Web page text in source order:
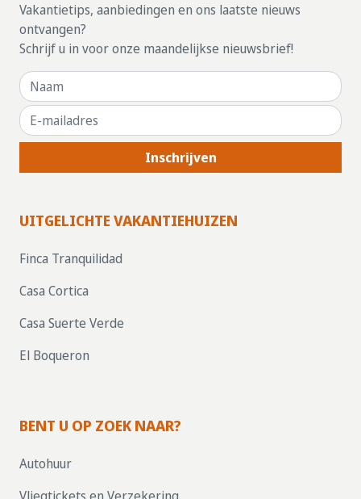
Vakantietips, aanbiedingen en ons laatste nieuws
ontvangen?
Schrijf u in voor onze maandelijkse nieuwsbrief!
Inschrijven
UITGELICHTE VAKANTIEHUIZEN
Finca Tranquilidad
Casa Cortica
Casa Suerte Verde
El Boqueron
BENT U OP ZOEK NAAR?
Autohuur
Vliegtickets en Verzekering